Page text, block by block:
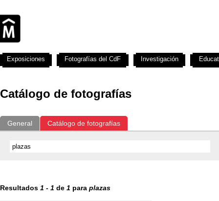
Catálogo de fotografías
General Catálogo de fotografías
Resultados 1 - 1 de 1 para plazas
Exposiciones Fotografías del CdF Investigación